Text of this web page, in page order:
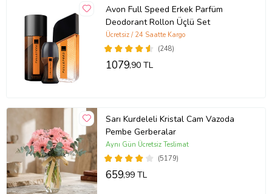
Avon Full Speed Erkek Parfüm
Deodorant Rollon Üçlü Set
(248)
Ücretsiz / 24 Saatte Kargo
1079,90 TL
Sarı Kurdeleli Kristal Cam Vazoda
Pembe Gerberalar
(5179)
Aynı Gün Ücretsiz Teslimat
659,99 TL